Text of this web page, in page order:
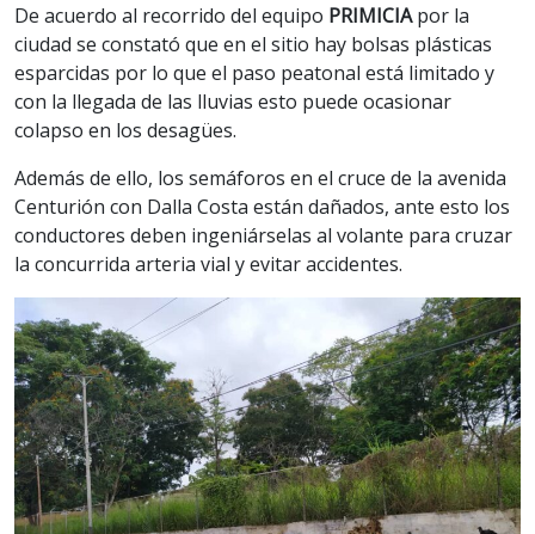
De acuerdo al recorrido del equipo PRIMICIApor la
ciudad se constató que en el sitio hay bolsas plásticas
esparcidas por lo que el paso peatonal está limitado y
con la llegada de las lluvias esto puede ocasionar
colapso en los desagües.
Además de ello, los semáforos en el cruce de la avenida
Centurión con Dalla Costa están dañados, ante esto los
conductores deben ingeniárselas al volante para cruzar
la concurrida arteria vial y evitar accidentes.